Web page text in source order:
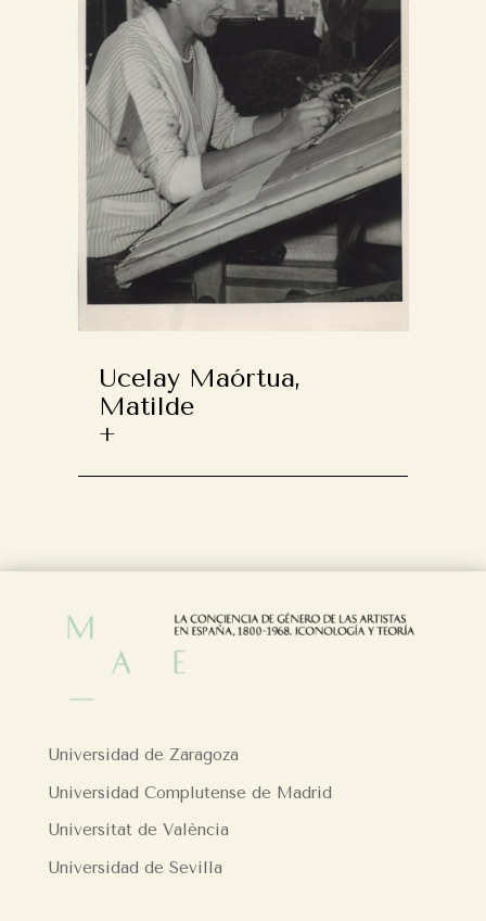
Ucelay Maórtua,
Matilde
Universidad de Zaragoza
Universidad Complutense de Madrid
Universitat de València
Universidad de Sevilla